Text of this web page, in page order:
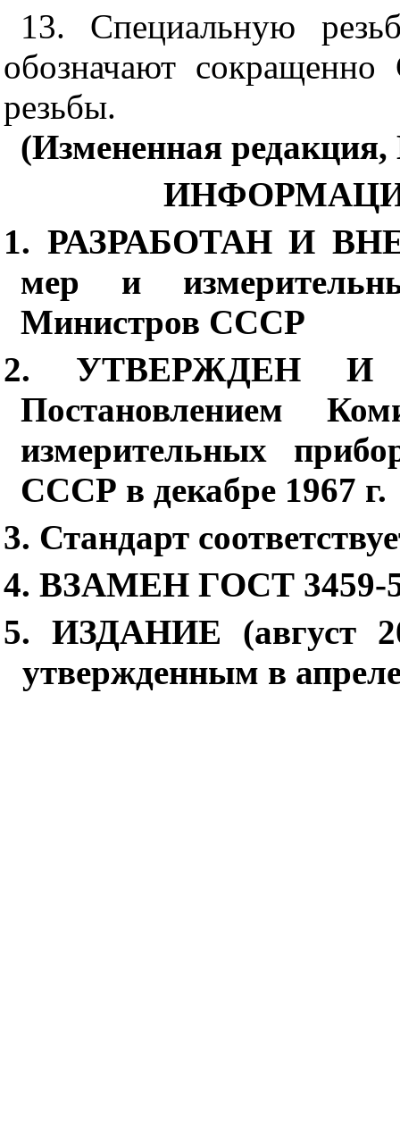
13. Специальную
обозначают
резьбы.
(Измененная
1. РАЗРАБОТАН И
мер и
Министров СССР
2. УТВЕРЖДЕН И
Постановлением
измерительных
СССР в декабре 1967 г.
3. Стандарт
4. ВЗАМЕН ГОСТ 3459-
5. ИЗДАНИЕ (август
утвержденным в